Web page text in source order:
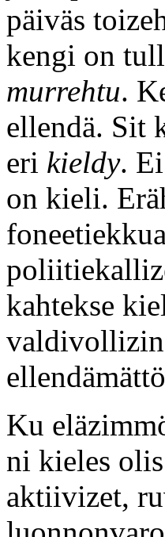
päiväs
kengi on
murrehtu.
ellendä. Sit
eri kieldy.
on kieli.
kahtekse
valdivollizin
Ku
ni kieles
aktiivizet,